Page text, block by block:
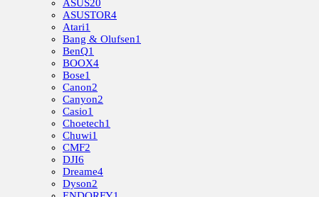
ASUS20
ASUSTOR4
Atari1
Bang & Olufsen1
BenQ1
BOOX4
Bose1
Canon2
Canyon2
Casio1
Choetech1
Chuwi1
CMF2
DJI6
Dreame4
Dyson2